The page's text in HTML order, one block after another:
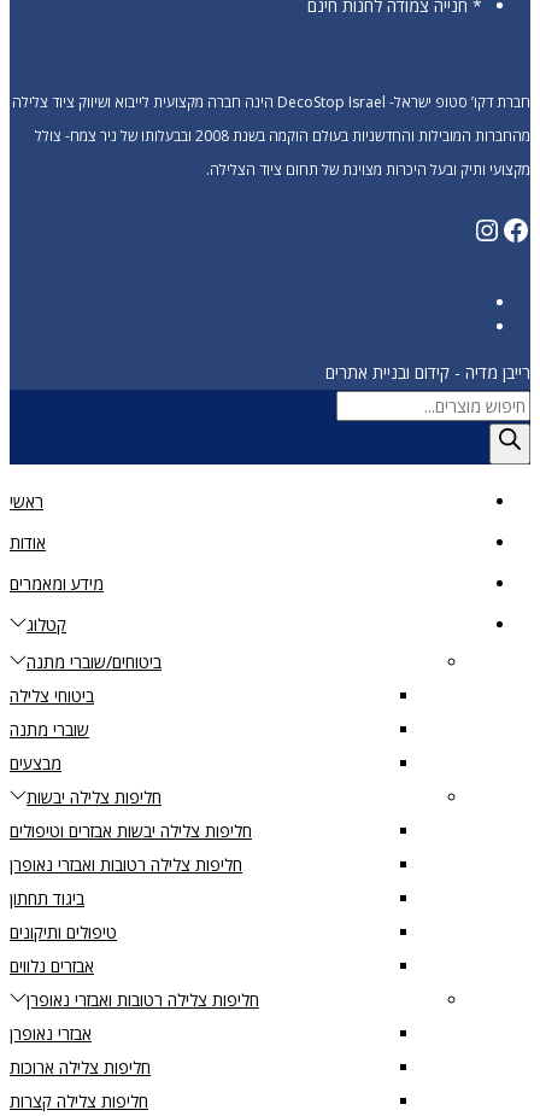
צמודה לחנות חינם
חברת דקו’ סטופ ישראל- DecoStop Israel הינה חברה מקצועית לייבוא ושיווק ציוד צלילה
מהחברות המובילות והחדשניות בעולם הוקמה בשנת 2008 ובבעלותו של ניר צמח- צולל
ובעל היכרות מצוינת של תחום ציוד הצלילה.
- קידום ובניית אתרים
מידע ומאמרים
ביטוחים/שוברי מתנה
ביטוחי צלילה
שוברי מתנה
חליפות צלילה יבשות
חליפות צלילה יבשות אבזרים וטיפולים
חליפות צלילה רטובות ואבזרי נאופרן
ביגוד תחתון
טיפולים ותיקונים
אבזרים נלווים
חליפות צלילה רטובות ואבזרי נאופרן
אבזרי נאופרן
חליפות צלילה ארוכות
חליפות צלילה קצרות